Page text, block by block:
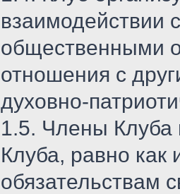
взаимодействии
общественными
отношения с
духовно-
1.5. Члены Клуба
Клуба, равно как
обязательствам